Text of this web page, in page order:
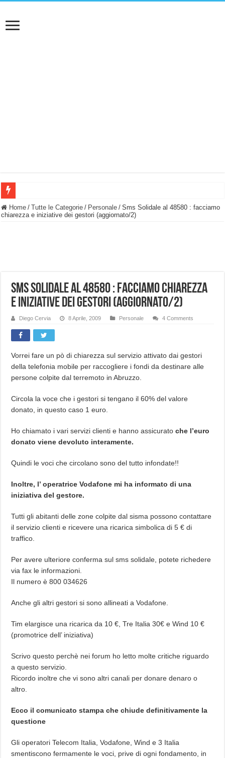
BASTA FATICARE! Questo robot tagliaerba lo appoggi e fa tutto lui! (Senza
Cecotec Millor, recensione della mountain bike elettrica biammortizzata.
Chi l’ha detto che gli Open-Ear suonano male? Recensione EarFun Clip 2
BENKS OMNIWARRIOR: Più di un semplice vetro temperato!
Brondi Amico Vero 4G: Focus su SOS, sicurezza e controllo da remoto.
Brondi Amico VERO 4G : Focus su SOS e comandi da remoto
Home / Tutte le Categorie / Personale / Sms Solidale al 48580 : facciamo
chiarezza e iniziative dei gestori (aggiornato/2)
Sms Solidale al 48580 : facciamo chiarezza
e iniziative dei gestori (aggiornato/2)
Diego Cervia 8 Aprile, 2009 Personale 4 Comments
Vorrei fare un pò di chiarezza sul servizio attivato dai gestori
della telefonia mobile per raccogliere i fondi da destinare alle
persone colpite dal terremoto in Abruzzo.
Circola la voce che i gestori si tengano il 60% del valore
donato, in questo caso 1 euro.
Ho chiamato i vari servizi clienti e hanno assicuratoche l’euro
donato viene devoluto interamente.
Quindi le voci che circolano sono del tutto infondate!!
Inoltre, l’ operatrice Vodafone mi ha informato di una
iniziativa del gestore.
Tutti gli abitanti delle zone colpite dal sisma possono contattare
il servizio clienti e ricevere una ricarica simbolica di 5 € di
traffico.
Per avere ulteriore conferma sul sms solidale, potete richedere
via fax le informazioni.
Il numero è 800 034626
Anche gli altri gestori si sono allineati a Vodafone.
Tim elargisce una ricarica da 10 €, Tre Italia 30€ e Wind 10 €
(promotrice dell’ iniziativa)
Scrivo questo perchè nei forum ho letto molte critiche riguardo
a questo servizio.
Ricordo inoltre che vi sono altri canali per donare denaro o
altro.
Ecco il comunicato stampa che chiude definitivamente la
questione
Gli operatori Telecom Italia, Vodafone, Wind e 3 Italia
smentiscono fermamente le voci, prive di ogni fondamento, in